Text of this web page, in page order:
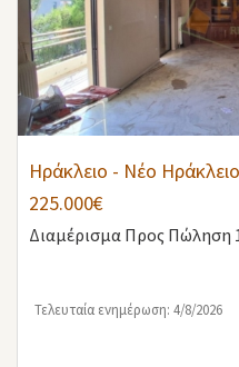
Ηράκλειο - Νέο Ηράκλειο
225.000€
Διαμέρισμα Προς Πώληση
Τελευταία ενημέρωση: 4/8/2026